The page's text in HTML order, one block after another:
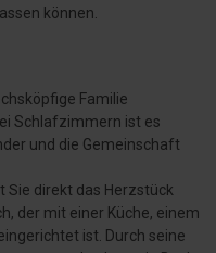
können.
Familie
Schlafzimmern ist es
und die Gemeinschaft
Sie direkt das Herzstück
der mit einer Küche, einem
ist. Durch seine